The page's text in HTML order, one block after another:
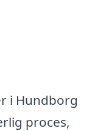
i Hundborg
proces,